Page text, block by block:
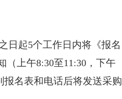
日起5个工作日内将《报名
（上午8:30至11:30，下午
报名表和电话后将发送采购